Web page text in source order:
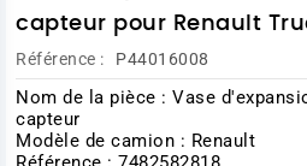
capteur pour Renault
Référence : P44016008
Nom de la pièce : Vase
capteur
Modèle de camion : Renault